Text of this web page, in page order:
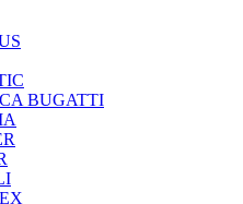
BUGATTI